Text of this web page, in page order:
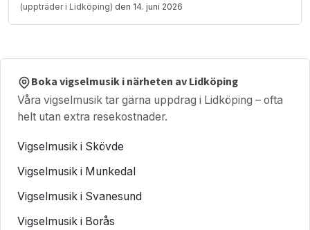
(uppträder i Lidköping) den 14. juni 2026
Boka vigselmusik i närheten av Lidköping
Våra vigselmusik tar gärna uppdrag i Lidköping – ofta
helt utan extra resekostnader.
Vigselmusik i Skövde
Vigselmusik i Munkedal
Vigselmusik i Svanesund
Vigselmusik i Borås